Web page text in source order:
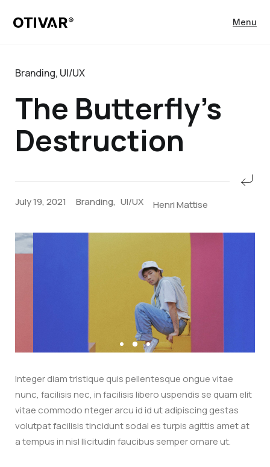
Menu
Branding, UI/UX
The Butterfly’s
Destruction
July 19, 2021 Branding, UI/UX Henri Mattise
Integer diam tristique quis pellentesque ongue vitae
nunc, facilisis nec, in facilisis libero uspendis se quam elit
vitae commodo nteger arcu id id ut adipiscing gestas
volutpat facilisis tincidunt sodal es turpis agittis amet at
a tempus in nisl llicitudin faucibus semper ornare ut.